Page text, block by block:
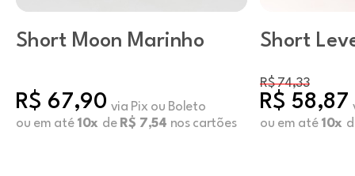
Short Moon Marinho
R$ 67,90 via Pix ou Boleto
ou em até 10x de R$ 7,54 nos cartões
Short
R$ 74,33
R$ 58,87
ou em até 10x